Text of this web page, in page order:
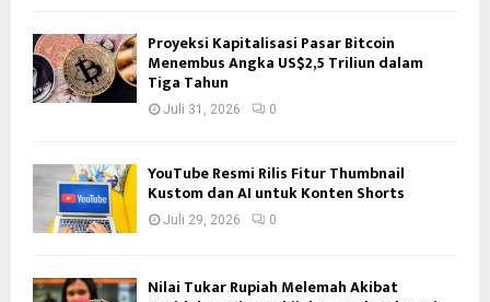
Proyeksi Kapitalisasi Pasar Bitcoin
Menembus Angka US$2,5 Triliun dalam
Tiga Tahun
Juli 31, 2026 0
YouTube Resmi Rilis Fitur Thumbnail
Kustom dan AI untuk Konten Shorts
Juli 29, 2026 0
Nilai Tukar Rupiah Melemah Akibat